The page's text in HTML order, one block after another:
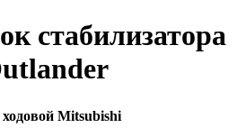
стабилизатора
Mitsubishi